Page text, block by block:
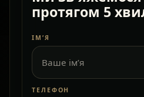
протягом 5
ІМ’Я
ТЕЛЕФОН